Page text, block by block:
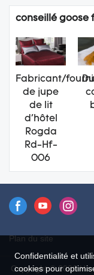
conseillé goose
Fabricant/
de jupe
de lit
d'hôtel
Rogda
Rd-Hf-
006
Plan du site
Copyright © 2026
Confidentialité et
cookies pour